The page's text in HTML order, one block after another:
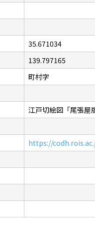
35.671034
139.797165
町村字
江戸切絵図「尾張屋
https://